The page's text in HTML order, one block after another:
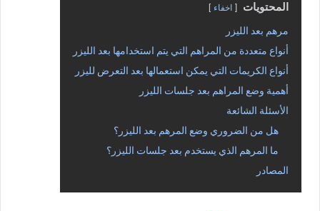
المحتويات اخفاء
مرهم بعد الليزر
أنواع متعددة من المراهم التي يتم استخدامها بعد الليزر
أنواع الكريمات التي يمكن استعمالها بعد التعرض لليزر
أهمية وضع المراهم بعد جلسات الليزر
الأسئلة الشائعة
هل من الضروري وضع المرهم بعد الليزر؟
ما المرهم الذي يستخدم بعد جلسات الليزر؟
المصادر